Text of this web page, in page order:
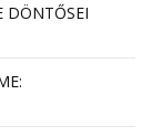
DÖNTŐSEI